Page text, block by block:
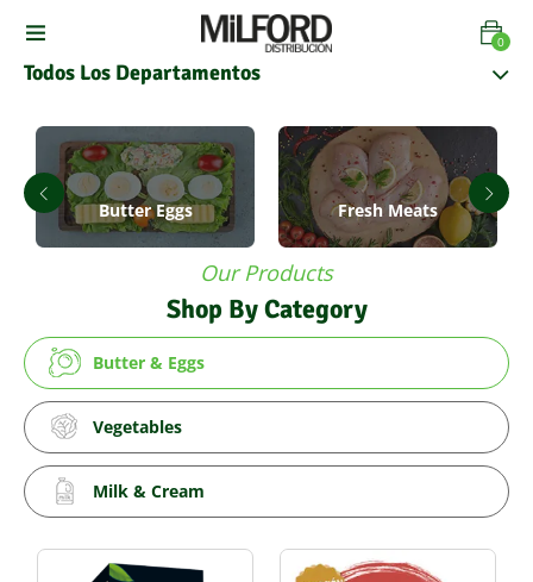
0
Todos Los Departamentos
Butter Eggs Fresh Meats
Our Products
Shop By Category
Butter & Eggs
Vegetables
Milk & Cream